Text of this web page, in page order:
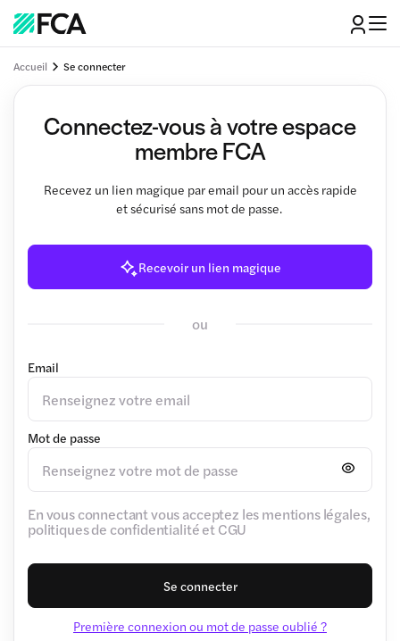
Accueil Se connecter
Connectez-vous à votre espace
membre FCA
Recevez un lien magique par email pour un accès rapide
et sécurisé sans mot de passe.
Recevoir un lien magique
ou
Email
Mot de passe
En vous connectant vous acceptez les mentions légales,
politiques de confidentialité et CGU
Se connecter
Première connexion ou mot de passe oublié ?